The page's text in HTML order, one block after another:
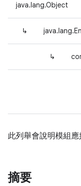
java.lang.Object
↳
↳
此列舉會說明模組應
摘要